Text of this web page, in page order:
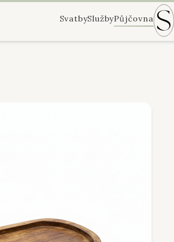
SvatbySlužbyPůjčovna